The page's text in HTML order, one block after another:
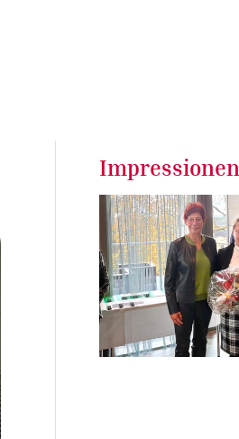
Impressionen